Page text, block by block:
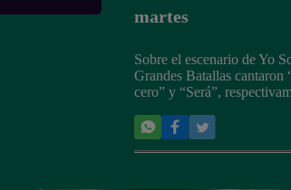
martes
Sobre el escenario de Yo
Grandes Batallas cantaron
cero” y “Será”,